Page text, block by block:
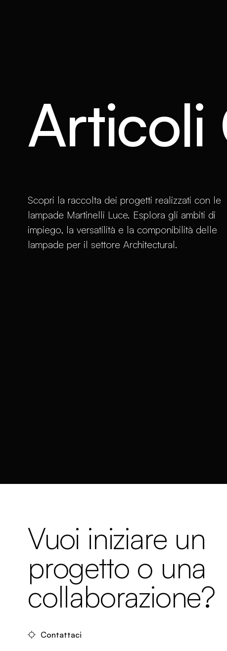
Articoli
Scopri la raccolta dei progetti realizzati con le
lampade Martinelli Luce. Esplora gli ambiti di
impiego, la versatilità e la componibilità delle
lampade per il settore Architectural.
Vuoi iniziare un
progetto o una
collaborazione?
Contattaci